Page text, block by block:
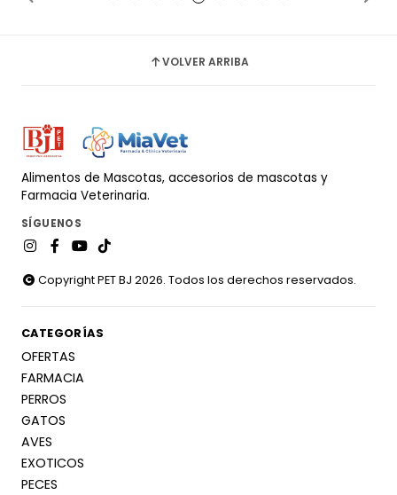
VOLVER ARRIBA
Alimentos de Mascotas, accesorios de mascotas y
Farmacia Veterinaria.
SÍGUENOS
Copyright PET BJ 2026. Todos los derechos reservados.
CATEGORÍAS
OFERTAS
FARMACIA
PERROS
GATOS
AVES
EXOTICOS
PECES